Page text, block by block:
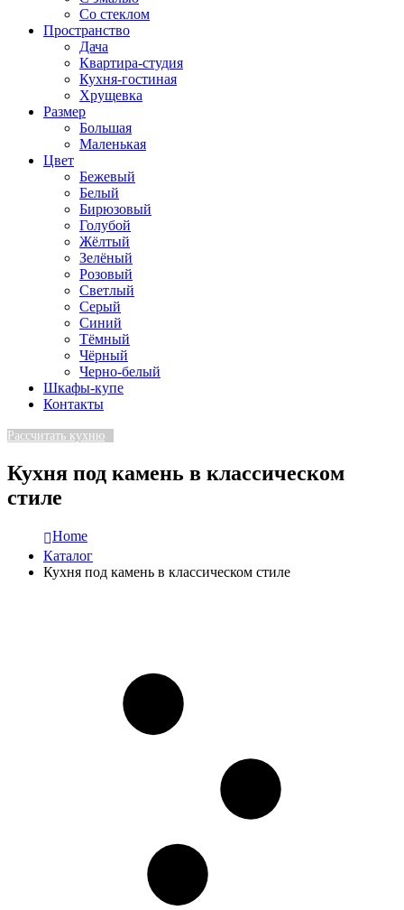
Со стеклом
Пространство
Дача
Квартира-студия
Кухня-гостиная
Хрущевка
Размер
Большая
Маленькая
Цвет
Бежевый
Белый
Бирюзовый
Голубой
Жёлтый
Зелёный
Розовый
Светлый
Серый
Синий
Тёмный
Чёрный
Черно-белый
Шкафы-купе
Контакты
Рассчитать кухню
Кухня под камень в классическом
стиле
Home
Каталог
Кухня под камень в классическом стиле